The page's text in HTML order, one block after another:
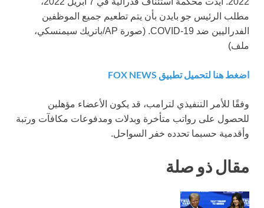
مطلب الرئيس جو بايدن بأن يتم تطعيم جميع الموظفين
الفدراليين ضد COVID-19.
(صورة AP/باتريك سيمنسكي،
ملف)
اضغط هنا لتحميل تطبيق FOX NEWS
وفقًا للأمر التنفيذي لترامب، قد يكون الأعضاء مؤهلين
للحصول على رواتب متأخرة وبدلات ومدفوعات مكافآت ورتبة
وأقدمية حسبما تحدده خفر السواحل.
مقال ذو صلة